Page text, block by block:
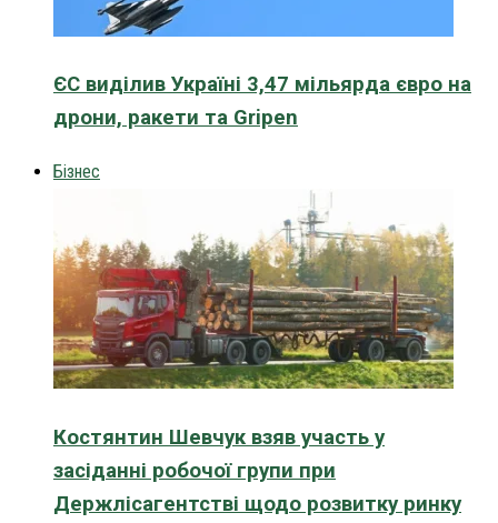
ЄС виділив Україні 3,47 мільярда євро на
дрони, ракети та Gripen
Бізнес
Костянтин Шевчук взяв участь у
засіданні робочої групи при
Держлісагентстві щодо розвитку ринку